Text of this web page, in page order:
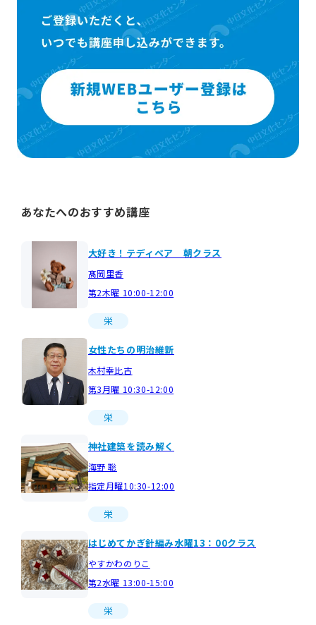
あなたへのおすすめ講座
大好き！テディベア 朝クラス
髙岡里香
第2木曜 10:00-12:00
栄
女性たちの明治維新
木村幸比古
第3月曜 10:30-12:00
栄
神社建築を読み解く
海野 聡
指定月曜10:30-12:00
栄
はじめてかぎ針編み水曜13：00クラス
やすかわのりこ
第2水曜 13:00-15:00
栄